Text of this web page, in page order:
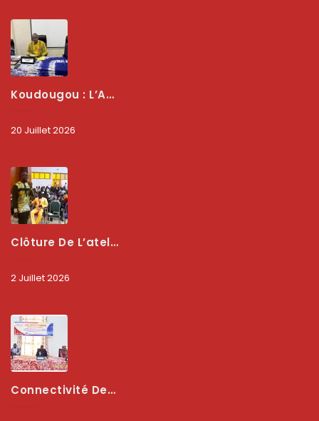
Koudougou : L’ARCEP Renforce Le Dialogue Avec Les Associations De Consommateurs Pour Mieux Protéger Les Usagers
20 Juillet 2026
Clôture De L’atelier National : L’ARCEP Et Les Collectivités Territoriales Consolident Leur Partenariat Pour Booster La Qualité Des Services Numériques
2 Juillet 2026
Connectivité Des Territoires : L’ARCEP Et Les Collectivités Territoriales Scellent Un Pacte Stratégique À Bobo-Dioulasso Pour Booster La Qualité Des Réseaux